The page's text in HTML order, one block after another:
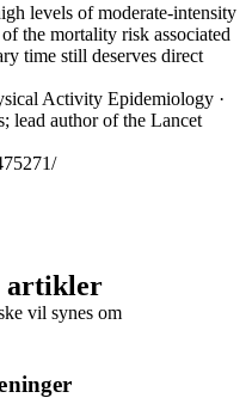
levels of moderate-intensity
the mortality risk associated
time still deserves direct
Activity Epidemiology ·
lead author of the Lancet
artikler
vil synes om